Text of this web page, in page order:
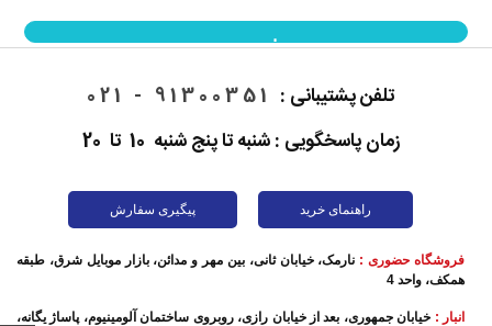
نمایش بیشتر
تلفن پشتیبانی : 91300351 - 021
زمان پاسخگویی : شنبه تا پنج شنبه 10 تا 20
راهنمای خرید پیگیری سفارش
فروشگاه حضوری : نارمک، خیابان ثانی، بین مهر و مدائن، بازار موبایل شرق، طبقه
همکف، واحد 4
انبار : خیابان جمهوری، بعد از خیابان رازی، روبروی ساختمان آلومینیوم، پاساژ یگانه،